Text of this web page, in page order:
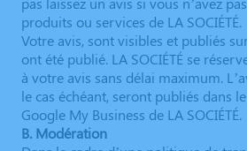
produits ou services de LA SOCIÉTÉ.
Votre avis, sont visibles et publiés
ont été publié. LA SOCIÉTÉ se
à votre avis sans délai maximum.
le cas échéant, seront publiés dans
Google My Business de LA SOCIÉTÉ.
B. Modération